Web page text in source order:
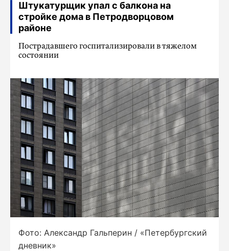
Штукатурщик упал с балкона на
стройке дома в Петродворцовом
районе
Пострадавшего госпитализировали в тяжелом
состоянии
Фото: Александр Гальперин / «Петербургский
дневник»